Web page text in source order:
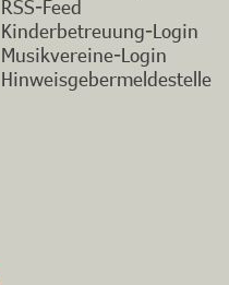
Pressemitteilungen
RSS-Feed
Kinderbetreuung-Login